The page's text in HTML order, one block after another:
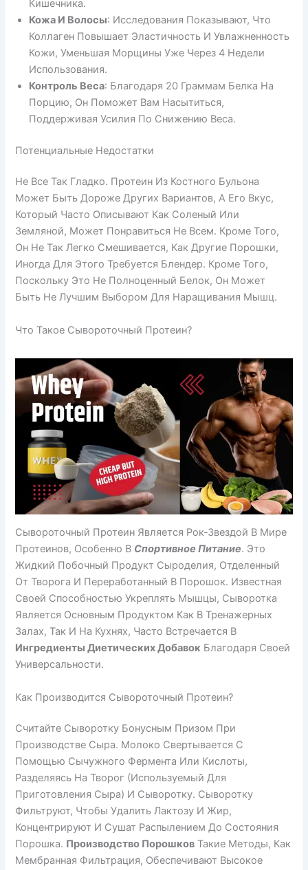
Кишечника.
Кожа И Волосы: Исследования Показывают, Что
Коллаген Повышает Эластичность И Увлажненность
Кожи, Уменьшая Морщины Уже Через 4 Недели
Использования.
Контроль Веса: Благодаря 20 Граммам Белка На
Порцию, Он Поможет Вам Насытиться,
Поддерживая Усилия По Снижению Веса.
Потенциальные Недостатки
Не Все Так Гладко. Протеин Из Костного Бульона
Может Быть Дороже Других Вариантов, А Его Вкус,
Который Часто Описывают Как Соленый Или
Земляной, Может Понравиться Не Всем. Кроме Того,
Он Не Так Легко Смешивается, Как Другие Порошки,
Иногда Для Этого Требуется Блендер. Кроме Того,
Поскольку Это Не Полноценный Белок, Он Может
Быть Не Лучшим Выбором Для Наращивания Мышц.
Что Такое Сывороточный Протеин?
Сывороточный Протеин Является Рок-Звездой В Мире
Протеинов, Особенно В Спортивное Питание. Это
Жидкий Побочный Продукт Сыроделия, Отделенный
От Творога И Переработанный В Порошок. Известная
Своей Способностью Укреплять Мышцы, Сыворотка
Является Основным Продуктом Как В Тренажерных
Залах, Так И На Кухнях, Часто Встречается В
Ингредиенты Диетических Добавок Благодаря Своей
Универсальности.
Как Производится Сывороточный Протеин?
Считайте Сыворотку Бонусным Призом При
Производстве Сыра. Молоко Свертывается С
Помощью Сычужного Фермента Или Кислоты,
Разделяясь На Творог (используемый Для
Приготовления Сыра) И Сыворотку. Сыворотку
Фильтруют, Чтобы Удалить Лактозу И Жир,
Концентрируют И Сушат Распылением До Состояния
Порошка. Производство Порошков Такие Методы, Как
Мембранная Фильтрация, Обеспечивают Высокое